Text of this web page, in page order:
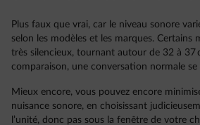
Plus faux que vrai, car le niveau sonore
selon les modèles et les marques. Certains
très silencieux, tournant autour de 32 à 37
comparaison, une conversation normale
Mieux encore, vous pouvez encore
nuisance sonore, en choisissant
l’unité, donc pas sous la fenêtre de votre